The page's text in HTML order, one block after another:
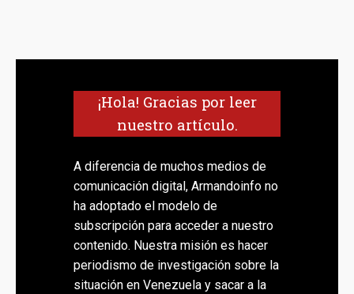
¡Hola! Gracias por leer
nuestro artículo.
A diferencia de muchos medios de
comunicación digital, Armandoinfo no
ha adoptado el modelo de
subscripción para acceder a nuestro
contenido. Nuestra misión es hacer
periodismo de investigación sobre la
situación en Venezuela y sacar a la